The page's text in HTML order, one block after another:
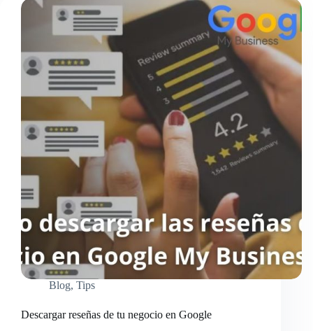
Blog, Tips
Descargar reseñas de tu negocio en Google